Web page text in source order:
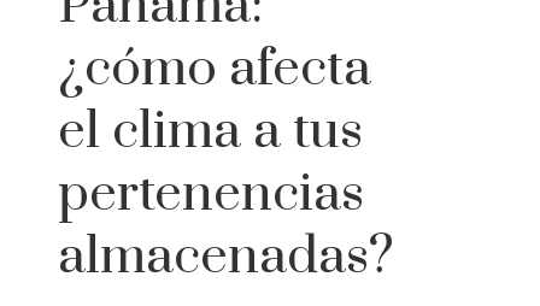
¿cómo afecta
el clima a tus
pertenencias
almacenadas?